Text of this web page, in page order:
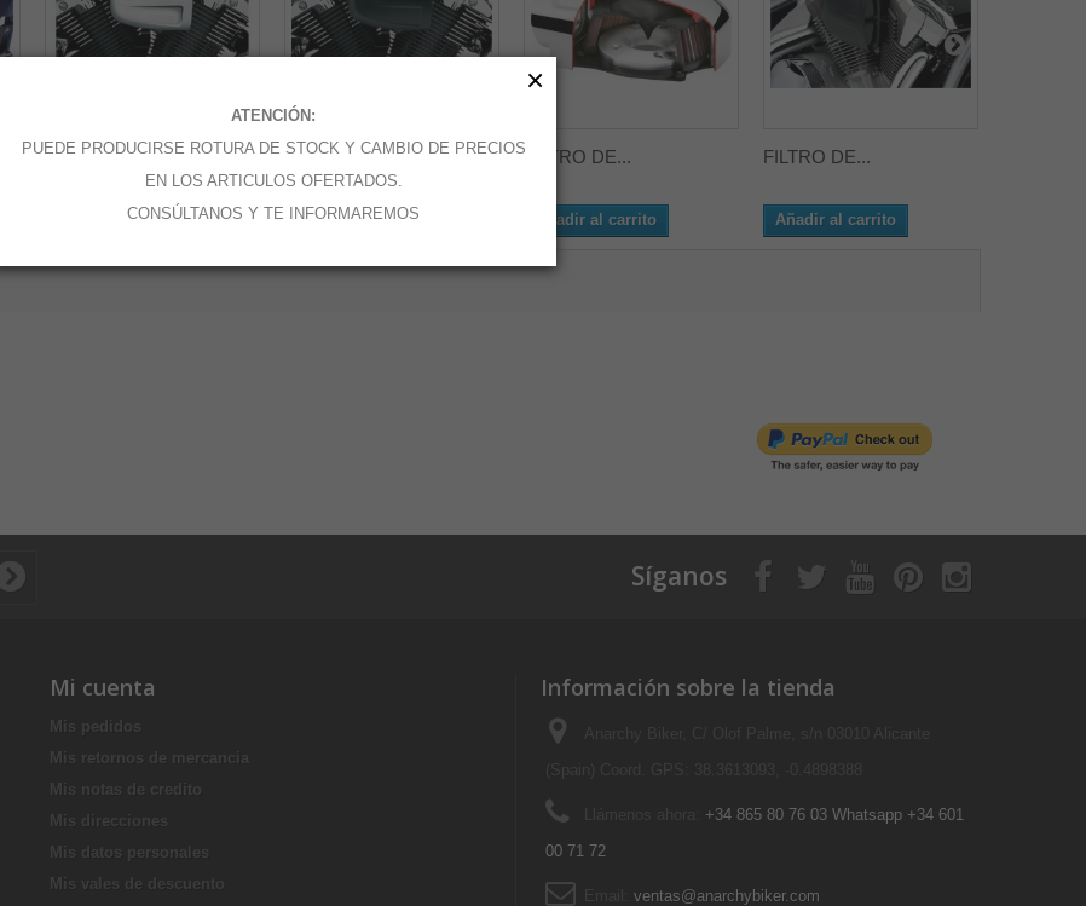
FILTRO DE...
Añadir al carrito
FILTRO DE...
Añadir al carrito
FILTRO DE...
Añadir al carrito
FILTRO DE...
Añadir al carrito
Síganos
Mi cuenta
Mis pedidos
Mis retornos de mercancia
Mis notas de credito
Mis direcciones
Mis datos personales
Mis vales de descuento
Información sobre la tienda
+34 865 80 76 03 Whatsapp +34 601
00 71 72
ventas@anarchybiker.com
ATENCIÓN:
PUEDE PRODUCIRSE ROTURA DE STOCK Y CAMBIO DE PRECIOS
EN LOS ARTICULOS OFERTADOS.
CONSÚLTANOS Y TE INFORMAREMOS
×